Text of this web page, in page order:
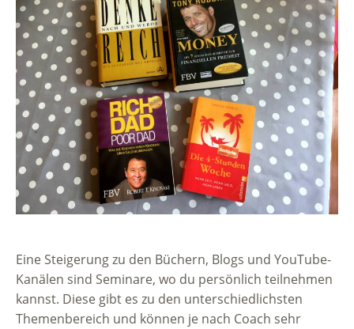
Eine Steigerung zu den Büchern, Blogs und YouTube-
Kanälen sind Seminare, wo du persönlich teilnehmen
kannst. Diese gibt es zu den unterschiedlichsten
Themenbereich und können je nach Coach sehr